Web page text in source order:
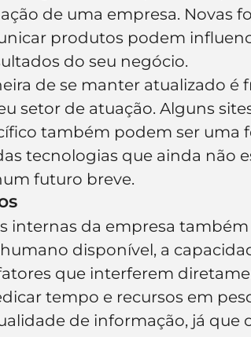
de uma empresa. Novas
produtos podem
do seu negócio.
de se manter atualizado é
setor de atuação. Alguns
também podem ser uma
tecnologias que ainda não
futuro breve.
internas da empresa
disponível, a
que interferem
tempo e recursos em
de informação, já que